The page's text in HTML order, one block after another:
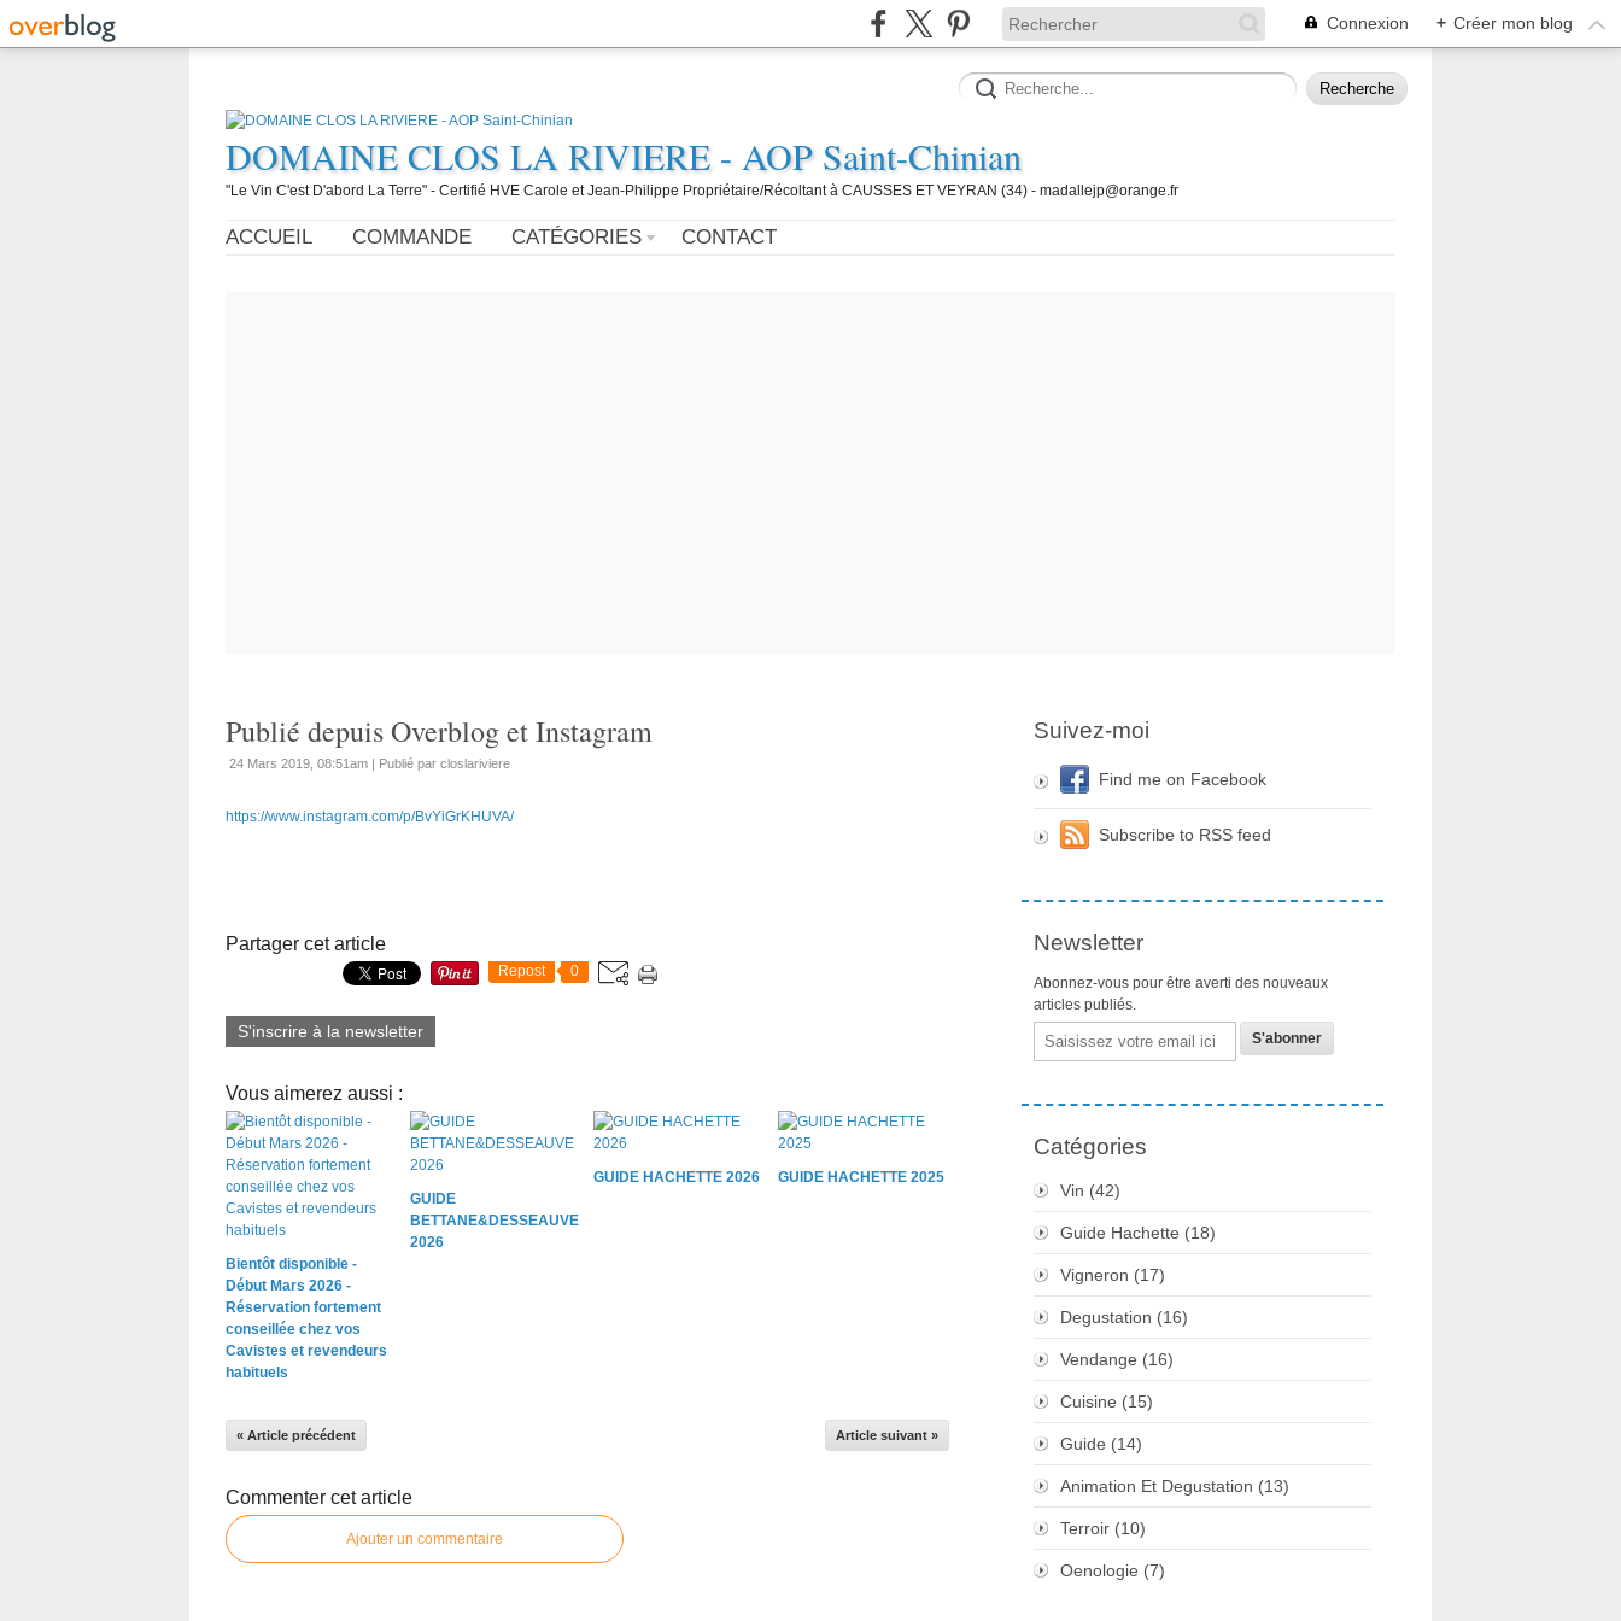
Connexion + Créer mon blog
DOMAINE CLOS LA RIVIERE - AOP Saint-Chinian
"Le Vin C'est D'abord La Terre" - Certifié HVE Carole et Jean-Philippe Propriétaire/Récoltant à CAUSSES ET VEYRAN (34) - madallejp@orange.fr
ACCUEIL COMMANDE CATÉGORIES CONTACT
Publié depuis Overblog et Instagram
24 Mars 2019, 08:51am | Publié par closlariviere
https://www.instagram.com/p/BvYiGrKHUVA/
Partager cet article
Repost 0
S'inscrire à la newsletter
Vous aimerez aussi :
Bientôt disponible -
Début Mars 2026 -
Réservation fortement
conseillée chez vos
Cavistes et revendeurs
habituels
GUIDE
BETTANE&DESSEAUVE
2026
GUIDE HACHETTE 2026 GUIDE HACHETTE 2025
« Article précédent Article suivant »
Commenter cet article
Ajouter un commentaire
Suivez-moi
Find me on Facebook
Subscribe to RSS feed
Newsletter
Abonnez-vous pour être averti des nouveaux
articles publiés.
Email
Catégories
Vin (42)
Guide Hachette (18)
Vigneron (17)
Degustation (16)
Vendange (16)
Cuisine (15)
Guide (14)
Animation Et Degustation (13)
Terroir (10)
Oenologie (7)